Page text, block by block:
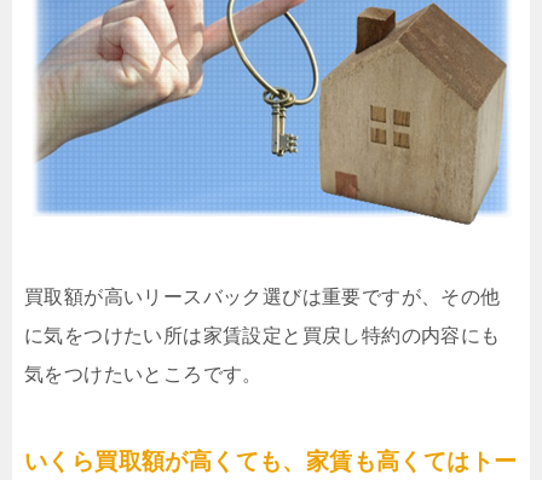
買取額が高いリースバック選びは重要ですが、その他
に気をつけたい所は家賃設定と買戻し特約の内容にも
気をつけたいところです。
いくら買取額が高くても、家賃も高くてはトー